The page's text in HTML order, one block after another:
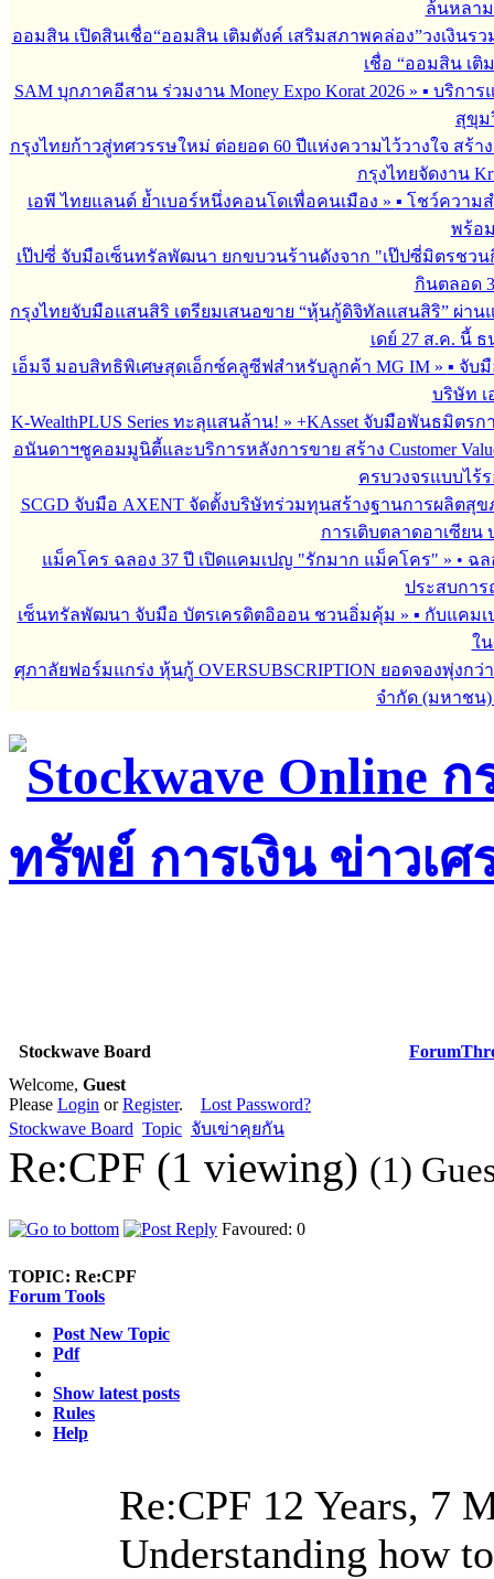
ล้นหลาม
ออมสิน เปิดสินเชื่อ“ออมสิน เติมตังค์ เสริมสภาพคล่อง”วงเงินรว
เชื่อ “ออมสิน เติ
SAM บุกภาคอีสาน ร่วมงาน Money Expo Korat 2026» ▪︎ บริกา
สุขุม
กรุงไทยก้าวสู่ทศวรรษใหม่ ต่อยอด 60 ปีแห่งความไว้วางใจ สร้
กรุงไทยจัดงาน
เอพี ไทยแลนด์ ย้ำเบอร์หนึ่งคอนโดเพื่อคนเมือง » ▪︎ โชว์ความ
พร้อ
เป๊ปซี่ จับมือเซ็นทรัลพัฒนา ยกขบวนร้านดังจาก "เป๊ปซี่มิตรชว
กินตลอด
กรุงไทยจับมือแสนสิริ เตรียมเสนอขาย “หุ้นกู้ดิจิทัลแสนสิริ” ผ่าน
เดย์ 27 ส.ค. นี้
เอ็มจี มอบสิทธิพิเศษสุดเอ็กซ์คลูซีฟสำหรับลูกค้า MG IM» ▪︎ จับ
บริษัท เ
K-WealthPLUS Series ทะลุแสนล้าน! » +KAsset จับมือพันธมิตรการ
อนันดาฯชูคอมมูนิตี้และบริการหลังการขาย สร้าง Customer
ครบวงจรแบบไร้
SCGD จับมือ AXENT จัดตั้งบริษัทร่วมทุนสร้างฐานการผลิต
การเติบตลาดอาเซียน
แม็คโคร ฉลอง 37 ปี เปิดแคมเปญ "รักมาก แม็คโคร" » • ฉ
ประสบกา
เซ็นทรัลพัฒนา จับมือ บัตรเครดิตอิออน ชวนอิ่มคุ้ม » ▪︎ กับแคม
ใ
ศุภาลัยฟอร์มแกร่ง หุ้นกู้ OVERSUBSCRIPTION ยอดจองพุ่งกว่
จำกัด (มหาชน)
Stockwave Board Forum
Welcome, Guest
Please Login orRegister. Lost Password?
Stockwave Board Topic จับเข่าคุยกัน
Re:CPF (1 viewing) (1)
Favoured: 0
TOPIC: Re:CPF
Forum Tools
Post New Topic
Pdf
Show latest posts
Rules
Help
Re:CPF 12 Years, 7
Understanding how